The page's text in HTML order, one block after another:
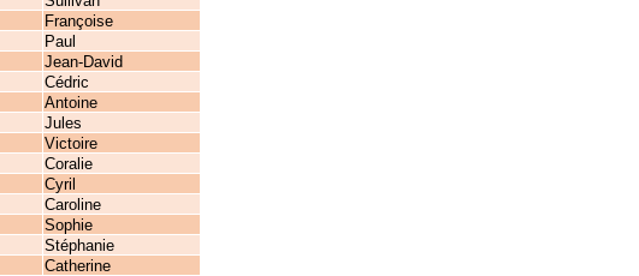
Françoise
Paul
Jean-David
Cédric
Antoine
Jules
Victoire
Coralie
Cyril
Caroline
Sophie
Stéphanie
Catherine